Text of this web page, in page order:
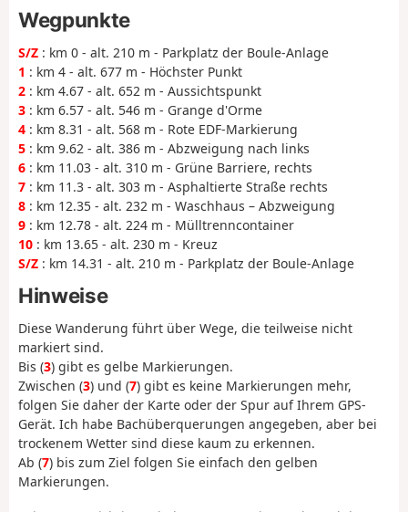
Wegpunkte
S/Z : km 0 - alt. 210 m - Parkplatz der Boule-Anlage
1 : km 4 - alt. 677 m - Höchster Punkt
2 : km 4.67 - alt. 652 m - Aussichtspunkt
3 : km 6.57 - alt. 546 m - Grange d'Orme
4 : km 8.31 - alt. 568 m - Rote EDF-Markierung
5 : km 9.62 - alt. 386 m - Abzweigung nach links
6 : km 11.03 - alt. 310 m - Grüne Barriere, rechts
7 : km 11.3 - alt. 303 m - Asphaltierte Straße rechts
8 : km 12.35 - alt. 232 m - Waschhaus – Abzweigung
9 : km 12.78 - alt. 224 m - Mülltrenncontainer
10 : km 13.65 - alt. 230 m - Kreuz
S/Z : km 14.31 - alt. 210 m - Parkplatz der Boule-Anlage
Hinweise
Diese Wanderung führt über Wege, die teilweise nicht
markiert sind.
Bis (3) gibt es gelbe Markierungen.
Zwischen (3) und (7) gibt es keine Markierungen mehr,
folgen Sie daher der Karte oder der Spur auf Ihrem GPS-
Gerät. Ich habe Bachüberquerungen angegeben, aber bei
trockenem Wetter sind diese kaum zu erkennen.
Ab (7) bis zum Ziel folgen Sie einfach den gelben
Markierungen.